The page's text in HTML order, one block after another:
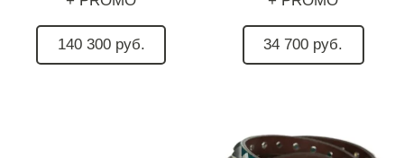
140 300 руб. 34 700 руб.